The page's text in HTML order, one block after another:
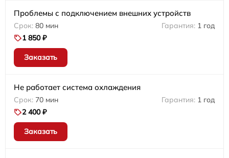
Проблемы с подключением внешних устройств
80 мин
1 год
1 850 ₽
Заказать
Не работает система охлаждения
70 мин
1 год
2 400 ₽
Заказать